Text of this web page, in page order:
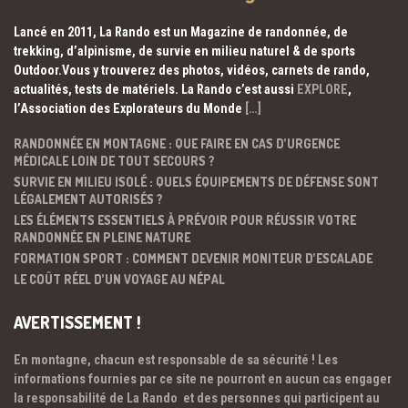
Lancé en 2011, La Rando est un Magazine de randonnée, de
trekking, d’alpinisme, de survie en milieu naturel & de sports
Outdoor.Vous y trouverez des photos, vidéos, carnets de rando,
actualités, tests de matériels. La Rando c’est aussi EXPLORE,
l’Association des Explorateurs du Monde […]
RANDONNÉE EN MONTAGNE : QUE FAIRE EN CAS D’URGENCE
MÉDICALE LOIN DE TOUT SECOURS ?
SURVIE EN MILIEU ISOLÉ : QUELS ÉQUIPEMENTS DE DÉFENSE SONT
LÉGALEMENT AUTORISÉS ?
LES ÉLÉMENTS ESSENTIELS À PRÉVOIR POUR RÉUSSIR VOTRE
RANDONNÉE EN PLEINE NATURE
FORMATION SPORT : COMMENT DEVENIR MONITEUR D’ESCALADE
LE COÛT RÉEL D’UN VOYAGE AU NÉPAL
AVERTISSEMENT !
En montagne, chacun est responsable de sa sécurité ! Les
informations fournies par ce site ne pourront en aucun cas engager
la responsabilité de La Rando et des personnes qui participent au